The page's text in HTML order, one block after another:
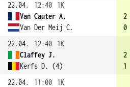
22.04.
12:40
1K
Van Cauter A.
Van Der Meij C.
2
0
22.04.
12:40
1K
Claffey J.
Kerfs D. (4)
2
1
22.04.
11:00
1K